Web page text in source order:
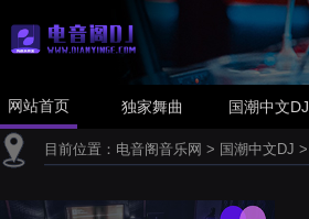
网站首页 独家舞曲 国潮中文DJ
目前位置： 电音阁音乐网 > 国潮中文DJ >